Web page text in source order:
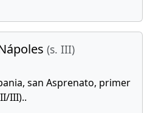
(s. III)
san Asprenato, primer
III)..